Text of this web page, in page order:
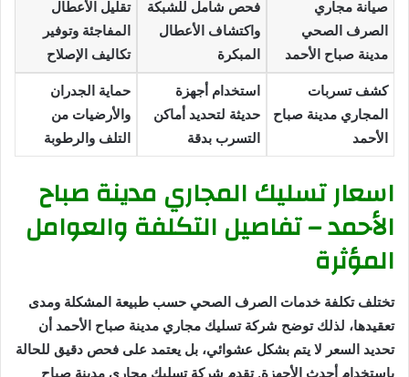
صيانة مجاري
الصرف الصحي
مدينة صباح الأحمد
فحص شامل للشبكة
واكتشاف الأعطال
المبكرة
تقليل الأعطال
المفاجئة وتوفير
تكاليف الإصلاح
كشف تسربات
المجاري مدينة صباح
الأحمد
استخدام أجهزة
حديثة لتحديد أماكن
التسرب بدقة
حماية الجدران
والأرضيات من
التلف والرطوبة
اسعار تسليك المجاري مدينة صباح
الأحمد – تفاصيل التكلفة والعوامل
المؤثرة
تختلف تكلفة خدمات الصرف الصحي حسب طبيعة المشكلة ومدى
تعقيدها، لذلك توضح شركة تسليك مجاري مدينة صباح الأحمد أن
تحديد السعر لا يتم بشكل عشوائي، بل يعتمد على فحص دقيق للحالة
باستخدام أحدث الأجهزة. تقدم شركة تسليك مجاري مدينة صباح